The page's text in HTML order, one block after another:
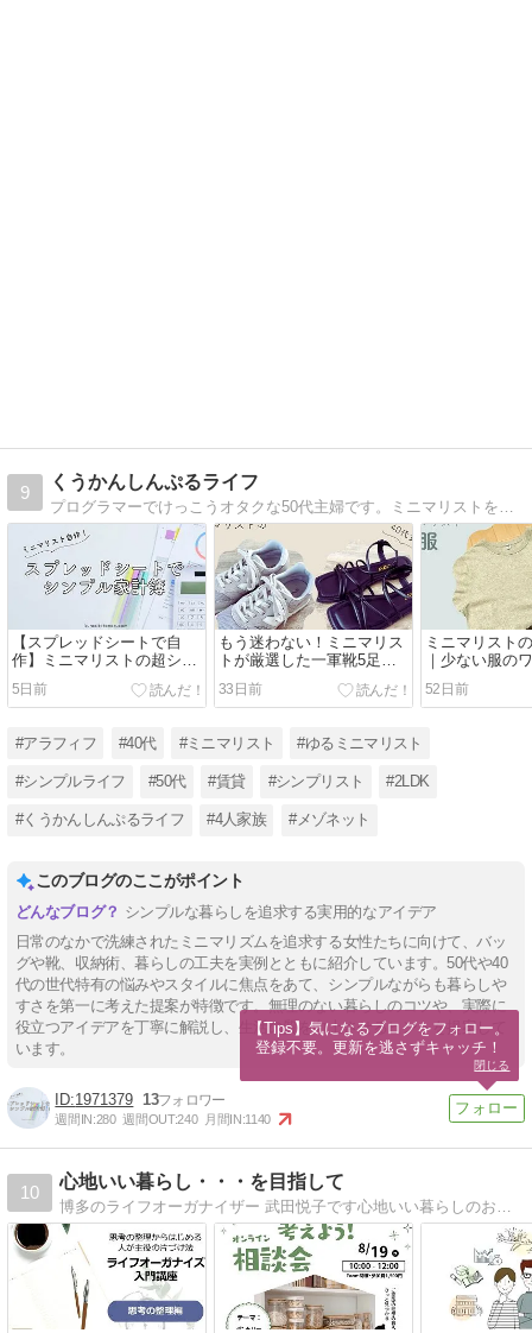
9
くうかんしんぷるライフ
プログラマーでけっこうオタクな50代主婦です。ミニマリストを目指しつつ、家族4人・賃貸2LDKでシンプルな暮らしをしています。
【スプレッドシートで自
作】ミニマリストの超シン
プル家計簿
5日前
もう迷わない！ミニマリス
トが厳選した一軍靴5足
と、選び方の基準【50代女
性】
33日前
ミニマリスト
｜少ない服の
2026【50代女
52日前
#アラフィフ #40代 #ミニマリスト #ゆるミニマリスト
#シンプルライフ #50代 #賃貸 #シンプリスト #2LDK
#くうかんしんぷるライフ #4人家族 #メゾネット
このブログのここがポイント
シンプルな暮らしを追求する実用的なアイデア
日常のなかで洗練されたミニマリズムを追求する女性たちに向けて、バッ
グや靴、収納術、暮らしの工夫を実例とともに紹介しています。50代や40
代の世代特有の悩みやスタイルに焦点をあて、シンプルながらも暮らしや
すさを第一に考えた提案が特徴です。無理のない暮らしのコツや、実際に
役立つアイデアを丁寧に解説し、生活の質を向上させるヒントを提案して
います。
1971379 13
週間IN:280 週間OUT:240 月間IN:1140
10
心地いい暮らし・・・を目指して
博多のライフオーガナイザー 武田悦子です心地いい暮らしのお手伝い
【Tips】気になるブログをフォロー。
登録不要。更新を逃さずキャッチ！
閉じる